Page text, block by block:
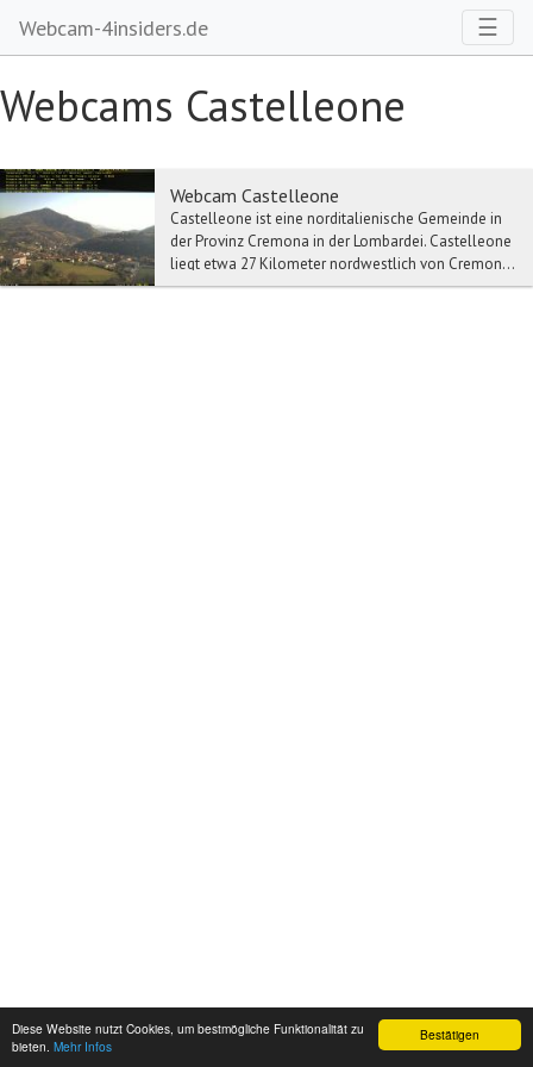
Bestätigen
Diese Website nutzt Cookies, um bestmögliche Funktionalität zu
bieten. Mehr Infos
Webcam-4insiders.de ☰
Webcams Castelleone
Webcam Castelleone
Castelleone ist eine norditalienische Gemeinde in
der Provinz Cremona in der Lombardei. Castelleone
liegt etwa 27 Kilometer nordwestlich von Cremon...